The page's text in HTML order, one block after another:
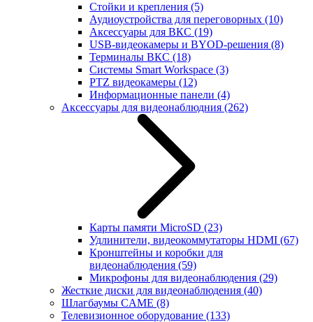
Стойки и крепления (5)
Аудиоустройства для переговорных (10)
Аксессуары для ВКС (19)
USB-видеокамеры и BYOD-решения (8)
Терминалы ВКС (18)
Системы Smart Workspace (3)
PTZ видеокамеры (12)
Информационные панели (4)
Аксессуары для видеонаблюдния (262)
Карты памяти MicroSD (23)
Удлинители, видеокоммутаторы HDMI (67)
Кронштейны и коробки для
видеонаблюдения (59)
Микрофоны для видеонаблюдения (29)
Жесткие диски для видеонаблюдения (40)
Шлагбаумы CAME (8)
Телевизионное оборудование (133)